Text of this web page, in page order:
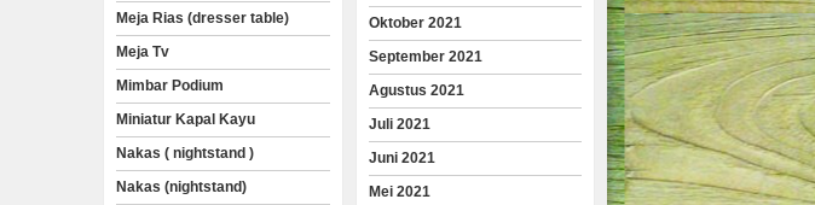
Meja Rias (dresser table)
Meja Tv
Mimbar Podium
Miniatur Kapal Kayu
Nakas ( nightstand )
Nakas (nightstand)
Oktober 2021
September 2021
Agustus 2021
Juli 2021
Juni 2021
Mei 2021